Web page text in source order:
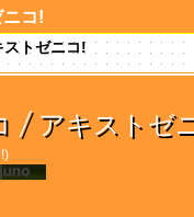
コ!
ストゼニコ!
/ アキストゼ